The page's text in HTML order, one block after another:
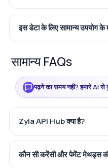
इस डेटा के लिए सामान्य उपयोग के
सामान्य FAQs
पढ़ने का समय नहीं? हमारे AI
Zyla API Hub क्या है?
कौन सी करेंसी और पेमेंट मेथड्स